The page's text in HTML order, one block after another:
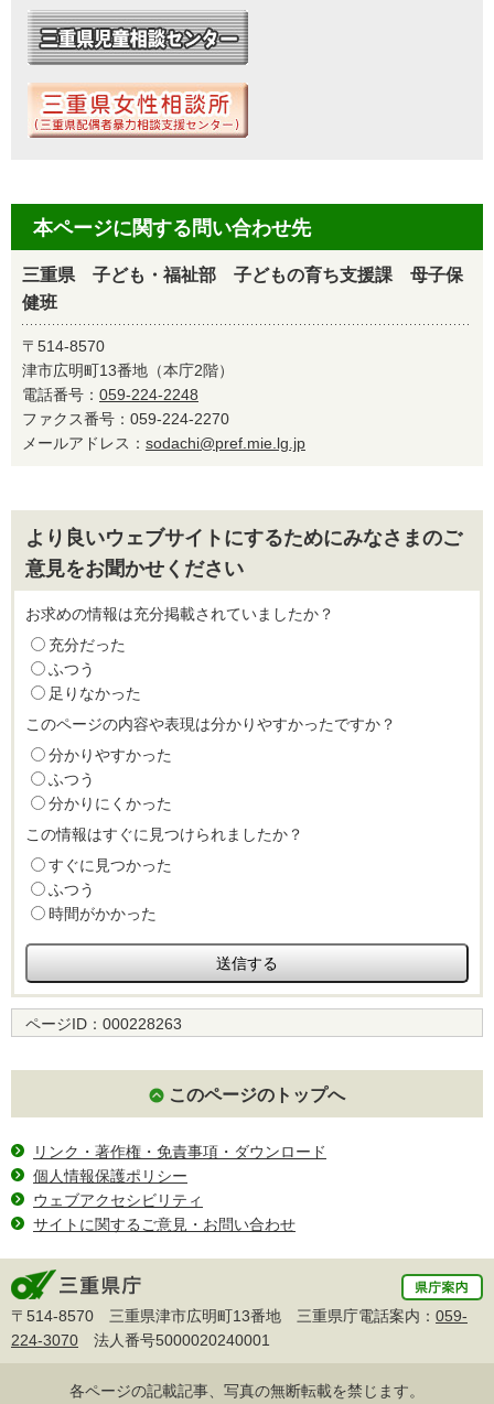
本ページに関する問い合わせ先
三重県 子ども・福祉部 子どもの育ち支援課 母子保
健班
〒514-8570
津市広明町13番地（本庁2階）
電話番号： 059-224-2248
ファクス番号：059-224-2270
メールアドレス： sodachi@pref.mie.lg.jp
より良いウェブサイトにするためにみなさまのご
意見をお聞かせください
お求めの情報は充分掲載されていましたか？
充分だった
ふつう
足りなかった
このページの内容や表現は分かりやすかったですか？
分かりやすかった
ふつう
分かりにくかった
この情報はすぐに見つけられましたか？
すぐに見つかった
ふつう
時間がかかった
ページID： 000228263
このページのトップへ
リンク・著作権・免責事項・ダウンロード
個人情報保護ポリシー
ウェブアクセシビリティ
サイトに関するご意見・お問い合わせ
〒514-8570 三重県津市広明町13番地 三重県庁電話案内： 059-
224-3070 法人番号5000020240001
各ページの記載記事、写真の無断転載を禁じます。